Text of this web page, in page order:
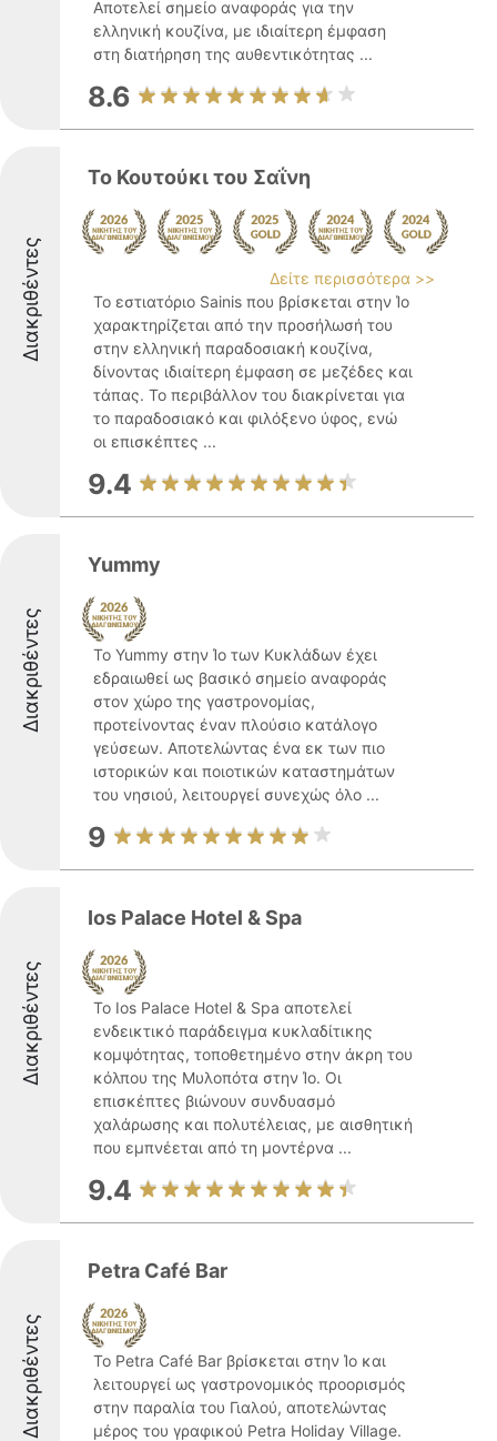
Αποτελεί σημείο αναφοράς για την
ελληνική κουζίνα, με ιδιαίτερη έμφαση
στη διατήρηση της αυθεντικότητας ...
8.6
Διακριθέντες
Το Κουτούκι του Σαΐνη
Δείτε περισσότερα >>
Το εστιατόριο Sainis που βρίσκεται στην Ίο
χαρακτηρίζεται από την προσήλωσή του
στην ελληνική παραδοσιακή κουζίνα,
δίνοντας ιδιαίτερη έμφαση σε μεζέδες και
τάπας. Το περιβάλλον του διακρίνεται για
το παραδοσιακό και φιλόξενο ύφος, ενώ
οι επισκέπτες ...
9.4
Διακριθέντες
Yummy
Το Yummy στην Ίο των Κυκλάδων έχει
εδραιωθεί ως βασικό σημείο αναφοράς
στον χώρο της γαστρονομίας,
προτείνοντας έναν πλούσιο κατάλογο
γεύσεων. Αποτελώντας ένα εκ των πιο
ιστορικών και ποιοτικών καταστημάτων
του νησιού, λειτουργεί συνεχώς όλο ...
9
Διακριθέντες
Ios Palace Hotel & Spa
Το Ios Palace Hotel & Spa αποτελεί
ενδεικτικό παράδειγμα κυκλαδίτικης
κομψότητας, τοποθετημένο στην άκρη του
κόλπου της Μυλοπότα στην Ίο. Οι
επισκέπτες βιώνουν συνδυασμό
χαλάρωσης και πολυτέλειας, με αισθητική
που εμπνέεται από τη μοντέρνα ...
9.4
Διακριθέντες
Petra Café Bar
Το Petra Café Bar βρίσκεται στην Ίο και
λειτουργεί ως γαστρονομικός προορισμός
στην παραλία του Γιαλού, αποτελώντας
μέρος του γραφικού Petra Holiday Village.